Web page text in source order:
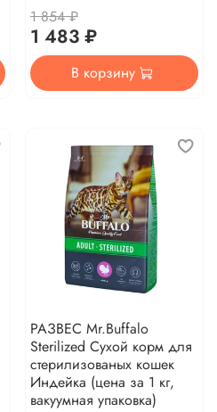
1 854 ₽
1 483 ₽
В корзину
РАЗВЕС Mr.Buffalo
Sterilized Сухой корм для
стерилизованых кошек
Индейка (цена за 1 кг,
вакуумная упаковка)